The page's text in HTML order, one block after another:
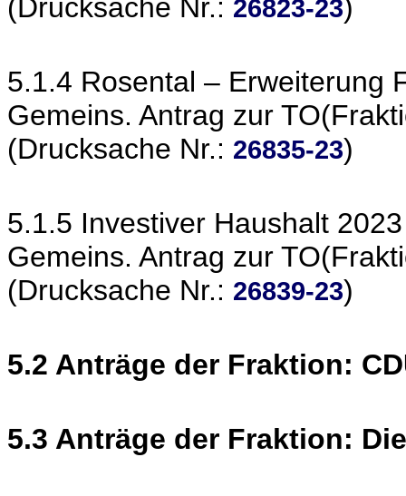
(Drucksache Nr.: 26823-23)
5.1.4 Rosental – Erweiterung
Gemeins. Antrag zur
(Drucksache Nr.: 26835-23)
5.1.5 Investiver Haushalt 2023
Gemeins. Antrag zur
(Drucksache Nr.: 26839-23)
5.2 Anträge der Fraktion:
5.3 Anträge der Fraktion: